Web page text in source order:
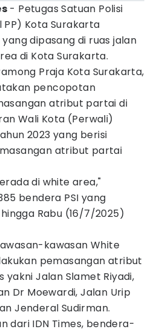
- Petugas Satuan Polisi
PP) Kota Surakarta
dipasang di ruas jalan
di Kota Surakarta.
Praja Kota Surakarta,
pencopotan
atribut partai di
Wali Kota (Perwali)
2023 yang berisi
atribut partai
di white area,"
bendera PSI yang
Rabu (16/7/2025)
kawasan White
pemasangan atribut
yakni Jalan Slamet Riyadi,
Dr Moewardi, Jalan Urip
Jenderal Sudirman.
dari IDN Times, bendera-